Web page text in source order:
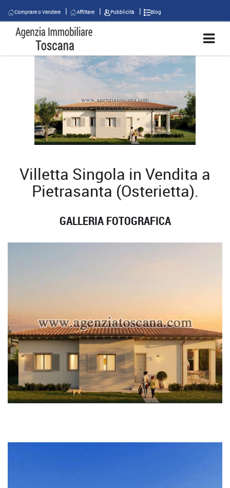
Comprare o Vendere Affittare Pubblicità Blog
Villetta Singola in Vendita a
Pietrasanta (Osterietta).
GALLERIA FOTOGRAFICA